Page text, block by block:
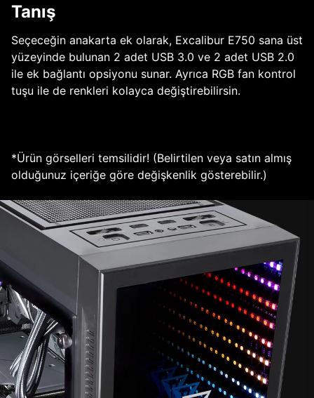
Tanış
Seçeceğin anakarta ek olarak, Excalibur E750 sana üst
yüzeyinde bulunan 2 adet USB 3.0 ve 2 adet USB 2.0
ile ek bağlantı opsiyonu sunar. Ayrıca RGB fan kontrol
tuşu ile de renkleri kolayca değiştirebilirsin.
*Ürün görselleri temsilidir! (Belirtilen veya satın almış
olduğunuz içeriğe göre değişkenlik gösterebilir.)